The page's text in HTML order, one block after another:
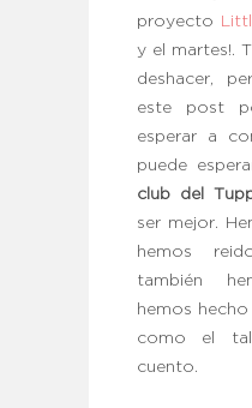
proyecto
y el martes!.
deshacer,
este post
esperar a
puede
club del
ser mejor.
hemos
también
hemos
como el
cuento.